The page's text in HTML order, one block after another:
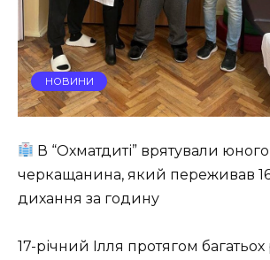
НОВИНИ
В “Охматдиті” врятували юного
черкащанина, який переживав
дихання за годину
17-річний Ілля протягом